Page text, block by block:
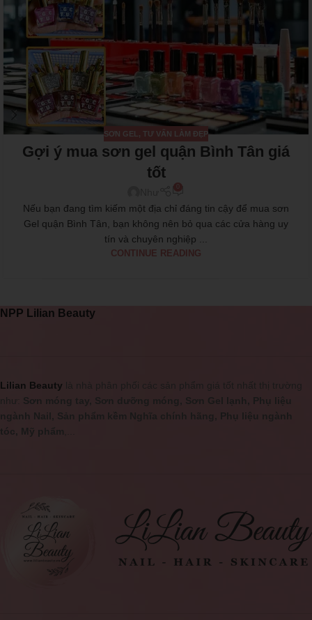
SƠN GEL , TƯ VẤN LÀM ĐẸP
Gợi ý mua sơn gel quận Bình Tân giá
tốt
Nếu bạn đang tìm kiếm một địa chỉ đáng tin cậy để mua sơn
Gel quận Bình Tân, bạn không nên bỏ qua các cửa hàng uy
tín và chuyên nghiệp ...
CONTINUE READING
NPP Lilian Beauty
Lilian Beauty là nhà phân phối các sản phẩm giá tốt nhất thị trường
như: Sơn móng tay, Sơn dưỡng móng, Sơn Gel lạnh, Phụ liệu
ngành Nail, Sản phẩm kềm Nghĩa chính hãng, Phụ liệu ngành
tóc, Mỹ phẩm